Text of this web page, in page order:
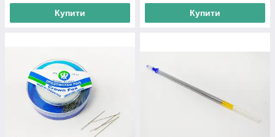
Купити Купити